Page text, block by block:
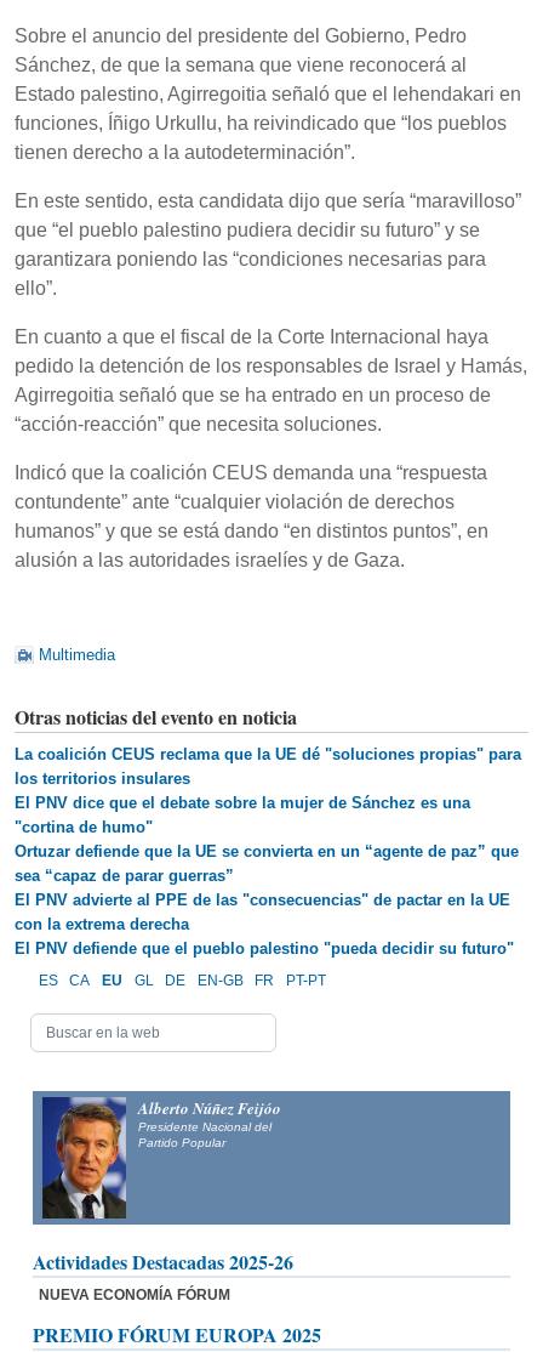
Sobre el anuncio del presidente del Gobierno, Pedro
Sánchez, de que la semana que viene reconocerá al
Estado palestino, Agirregoitia señaló que el lehendakari en
funciones, Íñigo Urkullu, ha reivindicado que “los pueblos
tienen derecho a la autodeterminación”.
En este sentido, esta candidata dijo que sería “maravilloso”
que “el pueblo palestino pudiera decidir su futuro” y se
garantizara poniendo las “condiciones necesarias para
ello”.
En cuanto a que el fiscal de la Corte Internacional haya
pedido la detención de los responsables de Israel y Hamás,
Agirregoitia señaló que se ha entrado en un proceso de
“acción-reacción” que necesita soluciones.
Indicó que la coalición CEUS demanda una “respuesta
contundente” ante “cualquier violación de derechos
humanos” y que se está dando “en distintos puntos”, en
alusión a las autoridades israelíes y de Gaza.
Multimedia
Otras noticias del evento en noticia
La coalición CEUS reclama que la UE dé "soluciones propias" para
los territorios insulares
El PNV dice que el debate sobre la mujer de Sánchez es una
"cortina de humo"
Ortuzar defiende que la UE se convierta en un “agente de paz” que
sea “capaz de parar guerras”
El PNV advierte al PPE de las "consecuencias" de pactar en la UE
con la extrema derecha
El PNV defiende que el pueblo palestino "pueda decidir su futuro"
ES CA EU GL DE EN-GB FR PT-PT
Alberto Núñez Feijóo
Presidente Nacional del
Partido Popular
Actividades Destacadas 2025-26
NUEVA ECONOMÍA FÓRUM
PREMIO FÓRUM EUROPA 2025